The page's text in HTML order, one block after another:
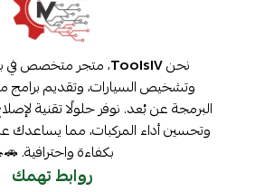
نحنToolsIV، متجر متخصص في
وتشخيص السيارات، وتقديم
البرمجة عن بُعد. نوفر حلولًا تقنية
وتحسين أداء المركبات، مما
بكفاءة واحترافية.
روابط تهمك